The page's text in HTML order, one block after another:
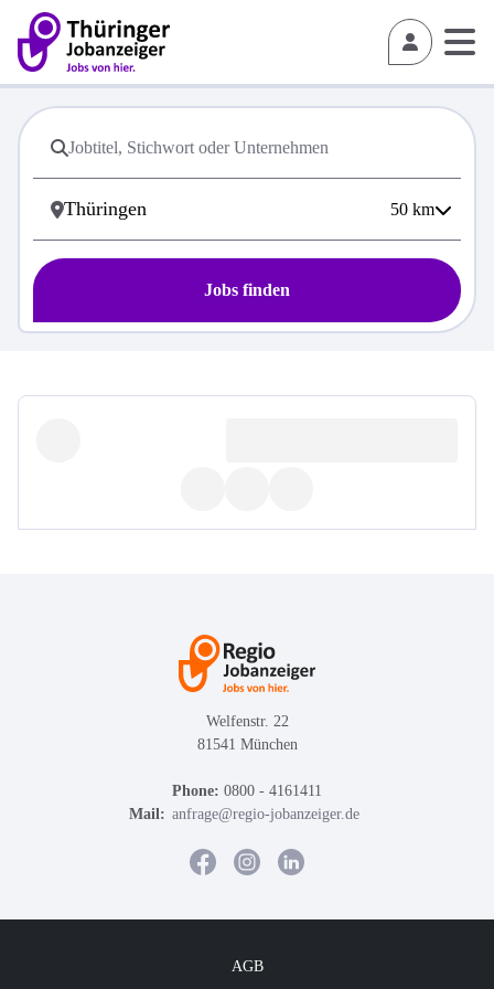
50 km
Jobs finden
Welfenstr. 22
81541 München
Phone: 0800 - 4161411
Mail: anfrage@regio-jobanzeiger.de
AGB